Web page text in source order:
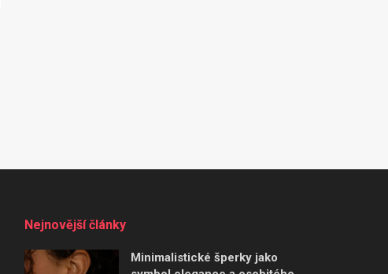
Nejnovější články
Minimalistické šperky jako